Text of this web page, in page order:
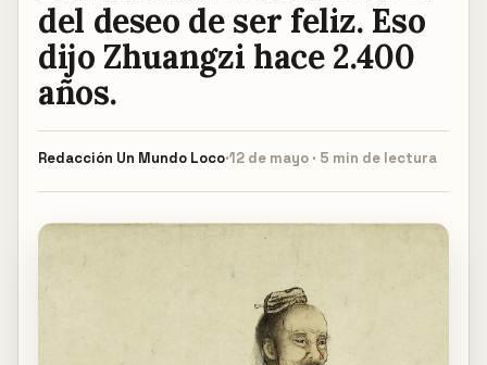
del deseo de ser feliz. Eso
dijo Zhuangzi hace 2.400
años.
Redacción Un Mundo Loco·12 de mayo · 5 min de lectura